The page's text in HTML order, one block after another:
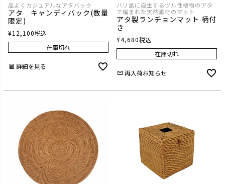
品よくカジュアルなアタバック
アタ キャンディバック(数量
限定)
¥12,100税込
在庫切れ
詳細を見る
バリ島に自生するツル性植物のアタ
で編まれた天然素材のマット
アタ製ランチョンマット 柄付
き
¥4,680税込
在庫切れ
再入荷お知らせ